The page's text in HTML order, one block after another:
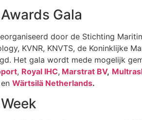
Gala
door de Stichting
KVNR, KNVTS, de Koninklijke
Het gala wordt mede mogelijk
, Royal IHC, Marstrat BV,
en Wärtsilä Netherlands.